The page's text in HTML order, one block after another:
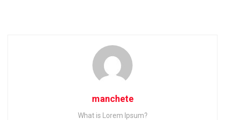
manchete
What is Lorem Ipsum?